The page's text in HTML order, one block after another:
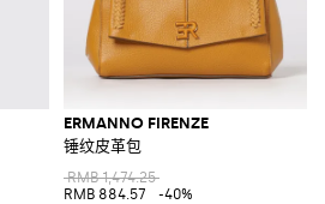
ERMANNO FIRENZE
锤纹皮革包
RMB 1,474.25
RMB 884.57
-40%